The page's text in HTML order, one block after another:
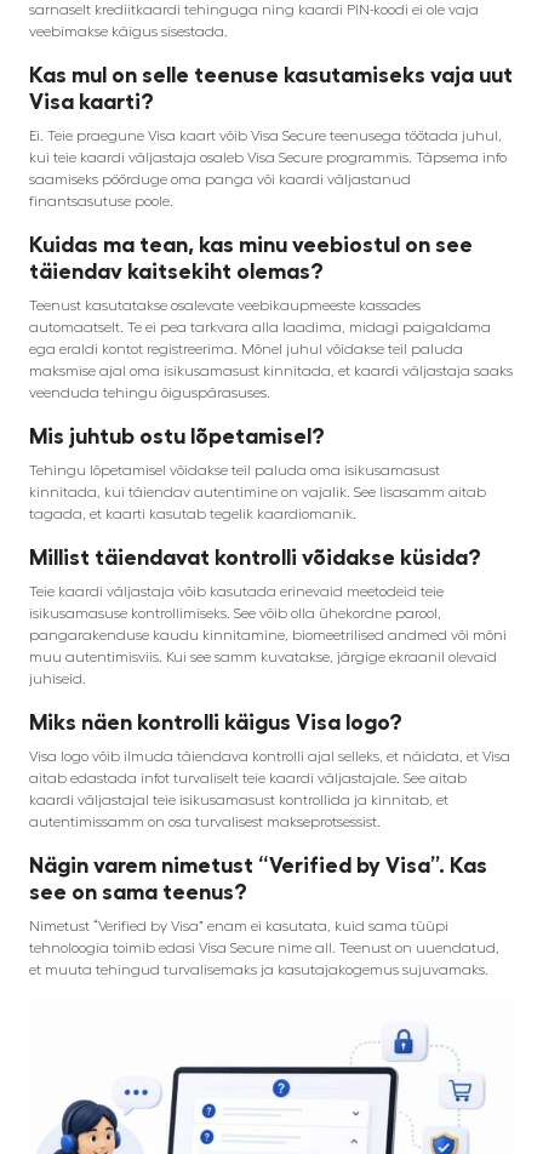
sarnaselt krediitkaardi tehinguga ning kaardi PIN-koodi ei ole vaja
veebimakse käigus sisestada.
Kas mul on selle teenuse kasutamiseks vaja uut
Visa kaarti?
Ei. Teie praegune Visa kaart võib Visa Secure teenusega töötada juhul,
kui teie kaardi väljastaja osaleb Visa Secure programmis. Täpsema info
saamiseks pöörduge oma panga või kaardi väljastanud
finantsasutuse poole.
Kuidas ma tean, kas minu veebiostul on see
täiendav kaitsekiht olemas?
Teenust kasutatakse osalevate veebikaupmeeste kassades
automaatselt. Te ei pea tarkvara alla laadima, midagi paigaldama
ega eraldi kontot registreerima. Mõnel juhul võidakse teil paluda
maksmise ajal oma isikusamasust kinnitada, et kaardi väljastaja saaks
veenduda tehingu õiguspärasuses.
Mis juhtub ostu lõpetamisel?
Tehingu lõpetamisel võidakse teil paluda oma isikusamasust
kinnitada, kui täiendav autentimine on vajalik. See lisasamm aitab
tagada, et kaarti kasutab tegelik kaardiomanik.
Millist täiendavat kontrolli võidakse küsida?
Teie kaardi väljastaja võib kasutada erinevaid meetodeid teie
isikusamasuse kontrollimiseks. See võib olla ühekordne parool,
pangarakenduse kaudu kinnitamine, biomeetrilised andmed või mõni
muu autentimisviis. Kui see samm kuvatakse, järgige ekraanil olevaid
juhiseid.
Miks näen kontrolli käigus Visa logo?
Visa logo võib ilmuda täiendava kontrolli ajal selleks, et näidata, et Visa
aitab edastada infot turvaliselt teie kaardi väljastajale. See aitab
kaardi väljastajal teie isikusamasust kontrollida ja kinnitab, et
autentimissamm on osa turvalisest makseprotsessist.
Nägin varem nimetust “Verified by Visa”. Kas
see on sama teenus?
Nimetust “Verified by Visa” enam ei kasutata, kuid sama tüüpi
tehnoloogia toimib edasi Visa Secure nime all. Teenust on uuendatud,
et muuta tehingud turvalisemaks ja kasutajakogemus sujuvamaks.